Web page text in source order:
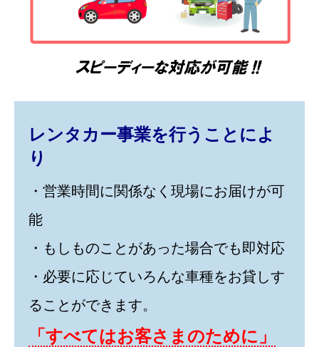
レンタカー事業を行うことによ
り
・営業時間に関係なく現場にお届けが可
能
・もしものことがあった場合でも即対応
・必要に応じていろんな車種をお貸しす
ることができます。
「すべてはお客さまのために」